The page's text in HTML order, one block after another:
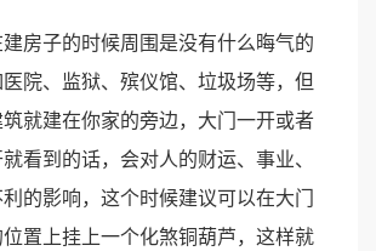
子的时候周围是没有什么晦气的
院、监狱、殡仪馆、垃圾场等，但
就建在你家的旁边，大门一开或者
看到的话，会对人的财运、事业、
的影响，这个时候建议可以在大门
置上挂上一个化煞铜葫芦，这样就